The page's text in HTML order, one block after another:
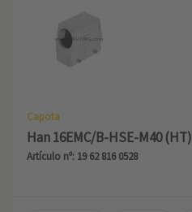
Capota
Han 16EMC/B-HSE-M40 (HT)
Artículo nº: 19 62 816 0528